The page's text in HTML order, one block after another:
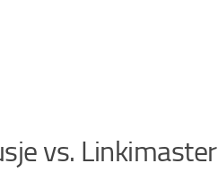
vs. Linkimaster